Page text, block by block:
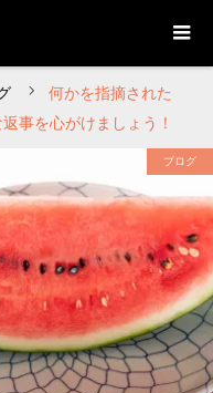
何かを指摘された
事を心がけましょう！
ブログ